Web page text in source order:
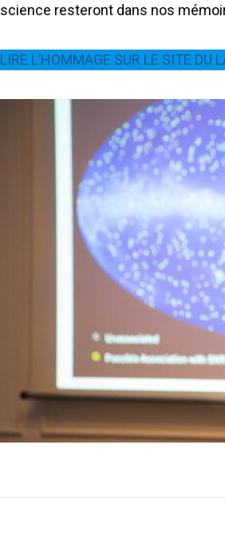
science resteront dans nos
LIRE L’HOMMAGE SUR LE SITE DU